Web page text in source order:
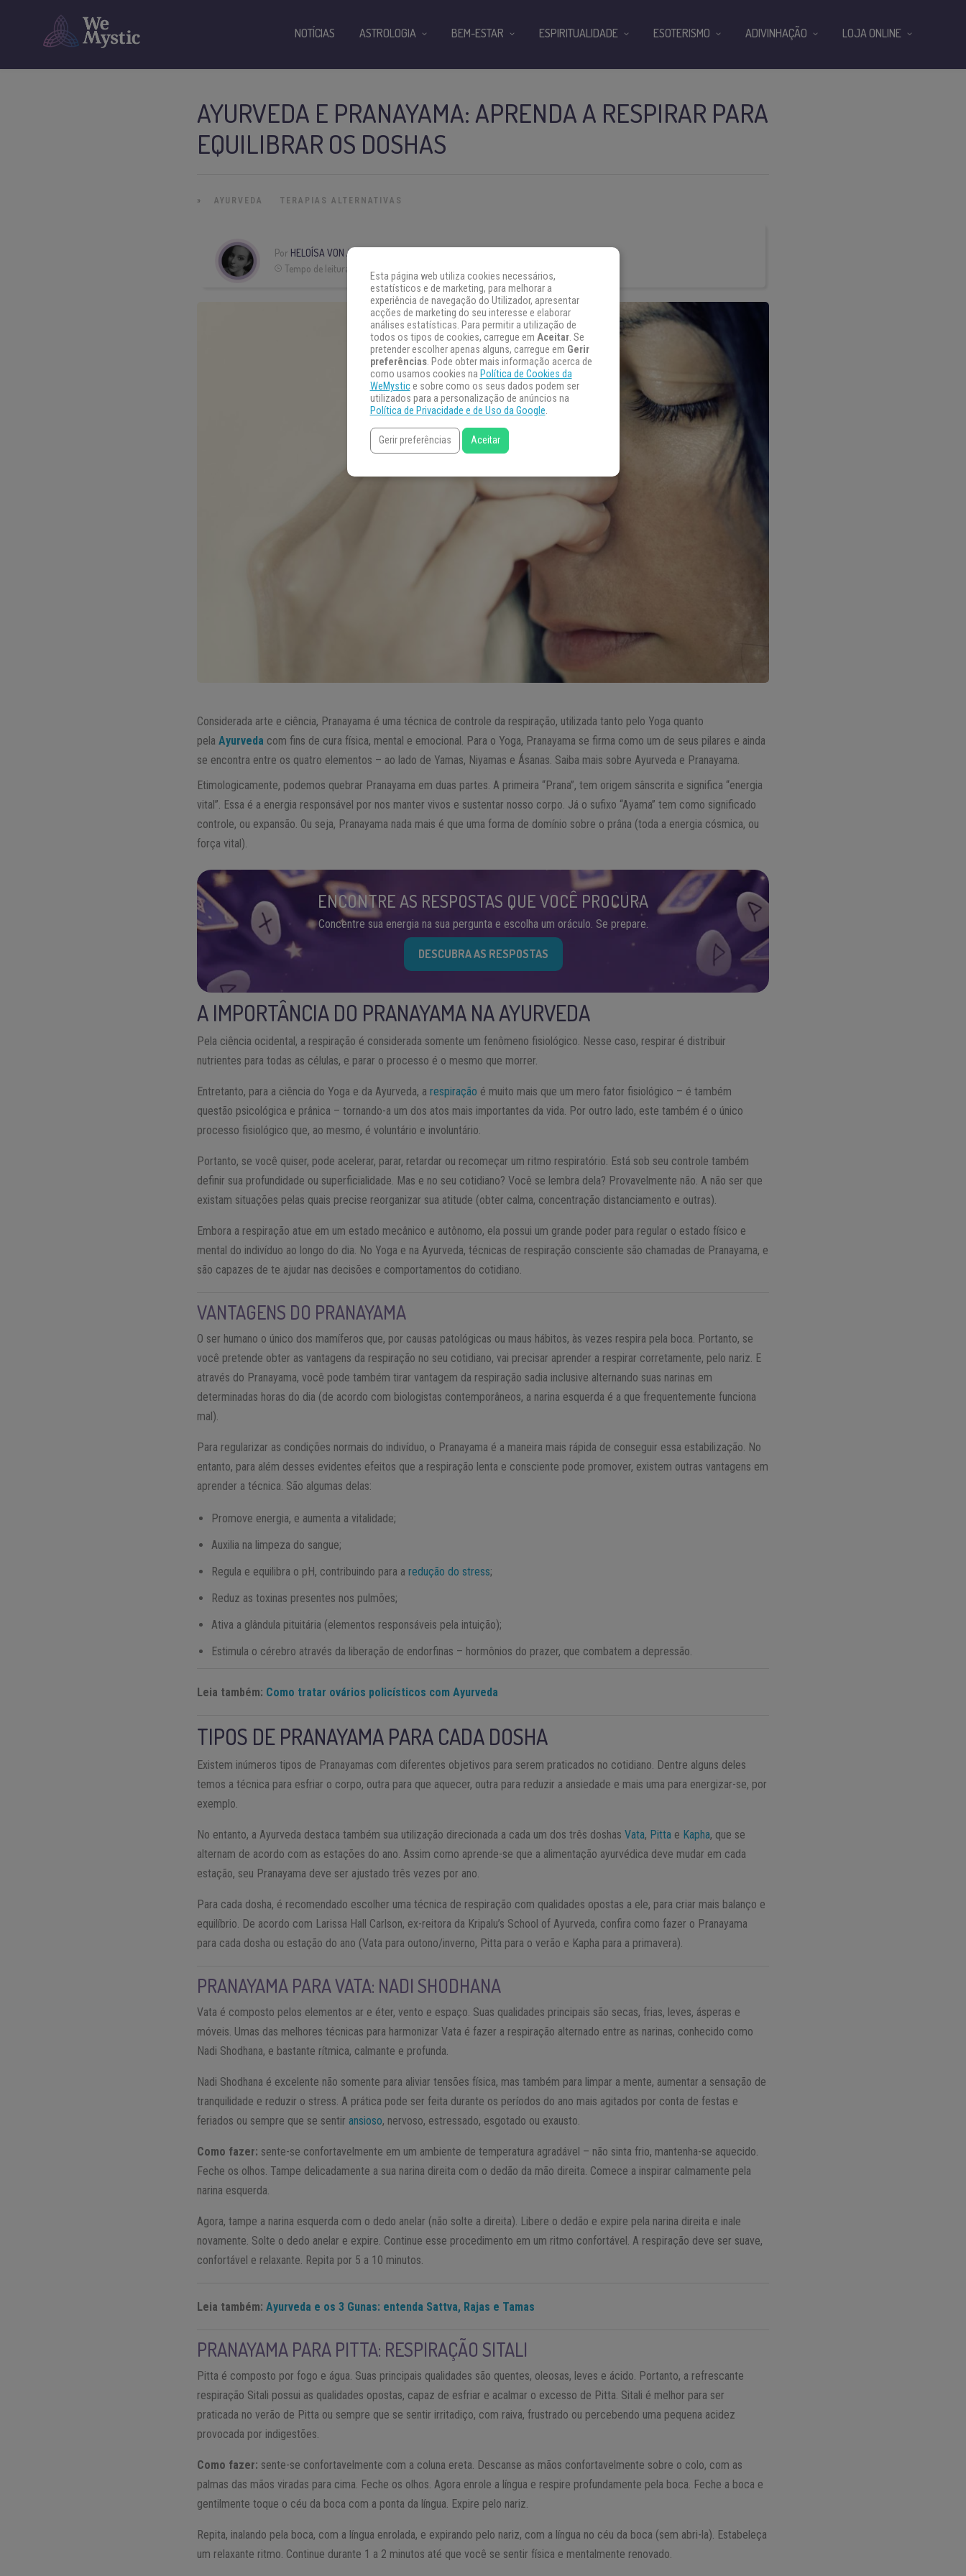
AYURVEDA E PRANAYAMA: APRENDA A RESPIRAR PARA
EQUILIBRAR OS DOSHAS
» AYURVEDA TERAPIAS ALTERNATIVAS
Por HELOÍSA VON AH
Tempo de leitura:
Considerada arte e ciência, Pranayama é uma técnica de controle da respiração, utilizada tanto pelo Yoga quanto
pelaAyurveda com fins de cura física, mental e emocional. Para o Yoga, Pranayama se firma como um de seus pilares e ainda
se encontra entre os quatro elementos – ao lado de Yamas, Niyamas e Ásanas. Saiba mais sobre Ayurveda e Pranayama.
Etimologicamente, podemos quebrar Pranayama em duas partes. A primeira “Prana”, tem origem sânscrita e significa “energia
vital”. Essa é a energia responsável por nos manter vivos e sustentar nosso corpo. Já o sufixo “Ayama” tem como significado
controle, ou expansão. Ou seja, Pranayama nada mais é que uma forma de domínio sobre o prâna (toda a energia cósmica, ou
força vital).
ENCONTRE AS RESPOSTAS QUE VOCÊ PROCURA
Concentre sua energia na sua pergunta e escolha um oráculo. Se prepare.
DESCUBRA AS RESPOSTAS
A IMPORTÂNCIA DO PRANAYAMA NA AYURVEDA
Pela ciência ocidental, a respiração é considerada somente um fenômeno fisiológico. Nesse caso, respirar é distribuir
nutrientes para todas as células, e parar o processo é o mesmo que morrer.
Entretanto, para a ciência do Yoga e da Ayurveda, arespiração é muito mais que um mero fator fisiológico – é também
questão psicológica e prânica – tornando-a um dos atos mais importantes da vida. Por outro lado, este também é o único
processo fisiológico que, ao mesmo, é voluntário e involuntário.
Portanto, se você quiser, pode acelerar, parar, retardar ou recomeçar um ritmo respiratório. Está sob seu controle também
definir sua profundidade ou superficialidade. Mas e no seu cotidiano? Você se lembra dela? Provavelmente não. A não ser que
existam situações pelas quais precise reorganizar sua atitude (obter calma, concentração distanciamento e outras).
Embora a respiração atue em um estado mecânico e autônomo, ela possui um grande poder para regular o estado físico e
mental do indivíduo ao longo do dia. No Yoga e na Ayurveda, técnicas de respiração consciente são chamadas de Pranayama, e
são capazes de te ajudar nas decisões e comportamentos do cotidiano.
VANTAGENS DO PRANAYAMA
O ser humano o único dos mamíferos que, por causas patológicas ou maus hábitos, às vezes respira pela boca. Portanto, se
você pretende obter as vantagens da respiração no seu cotidiano, vai precisar aprender a respirar corretamente, pelo nariz. E
através do Pranayama, você pode também tirar vantagem da respiração sadia inclusive alternando suas narinas em
determinadas horas do dia (de acordo com biologistas contemporâneos, a narina esquerda é a que frequentemente funciona
mal).
Para regularizar as condições normais do indivíduo, o Pranayama é a maneira mais rápida de conseguir essa estabilização. No
entanto, para além desses evidentes efeitos que a respiração lenta e consciente pode promover, existem outras vantagens em
aprender a técnica. São algumas delas:
Promove energia, e aumenta a vitalidade;
Auxilia na limpeza do sangue;
Regula e equilibra o pH, contribuindo para aredução do stress;
Reduz as toxinas presentes nos pulmões;
Ativa a glândula pituitária (elementos responsáveis pela intuição);
Estimula o cérebro através da liberação de endorfinas – hormônios do prazer, que combatem a depressão.
Leia também: Como tratar ovários policísticos com Ayurveda
TIPOS DE PRANAYAMA PARA CADA DOSHA
Existem inúmeros tipos de Pranayamas com diferentes objetivos para serem praticados no cotidiano. Dentre alguns deles
temos a técnica para esfriar o corpo, outra para que aquecer, outra para reduzir a ansiedade e mais uma para energizar-se, por
exemplo.
No entanto, a Ayurveda destaca também sua utilização direcionada a cada um dos três doshasVata, Pitta e Kapha, que se
alternam de acordo com as estações do ano. Assim como aprende-se que a alimentação ayurvédica deve mudar em cada
estação, seu Pranayama deve ser ajustado três vezes por ano.
Para cada dosha, é recomendado escolher uma técnica de respiração com qualidades opostas a ele, para criar mais balanço e
equilíbrio. De acordo com Larissa Hall Carlson, ex-reitora da Kripalu’s School of Ayurveda, confira como fazer o Pranayama
para cada dosha ou estação do ano (Vata para outono/inverno, Pitta para o verão e Kapha para a primavera).
PRANAYAMA PARA VATA: NADI SHODHANA
Vata é composto pelos elementos ar e éter, vento e espaço. Suas qualidades principais são secas, frias, leves, ásperas e
móveis. Umas das melhores técnicas para harmonizar Vata é fazer a respiração alternado entre as narinas, conhecido como
Nadi Shodhana, e bastante rítmica, calmante e profunda.
Nadi Shodhana é excelente não somente para aliviar tensões física, mas também para limpar a mente, aumentar a sensação de
tranquilidade e reduzir o stress. A prática pode ser feita durante os períodos do ano mais agitados por conta de festas e
feriados ou sempre que se sentiransioso, nervoso, estressado, esgotado ou exausto.
Como fazer: sente-se confortavelmente em um ambiente de temperatura agradável – não sinta frio, mantenha-se aquecido.
Feche os olhos. Tampe delicadamente a sua narina direita com o dedão da mão direita. Comece a inspirar calmamente pela
narina esquerda.
Agora, tampe a narina esquerda com o dedo anelar (não solte a direita). Libere o dedão e expire pela narina direita e inale
novamente. Solte o dedo anelar e expire. Continue esse procedimento em um ritmo confortável. A respiração deve ser suave,
confortável e relaxante. Repita por 5 a 10 minutos.
Leia também:Ayurveda e os 3 Gunas: entenda Sattva, Rajas e Tamas
PRANAYAMA PARA PITTA: RESPIRAÇÃO SITALI
Pitta é composto por fogo e água. Suas principais qualidades são quentes, oleosas, leves e ácido. Portanto, a refrescante
respiração Sitali possui as qualidades opostas, capaz de esfriar e acalmar o excesso de Pitta. Sitali é melhor para ser
praticada no verão de Pitta ou sempre que se sentir irritadiço, com raiva, frustrado ou percebendo uma pequena acidez
provocada por indigestões.
Como fazer: sente-se confortavelmente com a coluna ereta. Descanse as mãos confortavelmente sobre o colo, com as
palmas das mãos viradas para cima. Feche os olhos. Agora enrole a língua e respire profundamente pela boca. Feche a boca e
gentilmente toque o céu da boca com a ponta da língua. Expire pelo nariz.
Repita, inalando pela boca, com a língua enrolada, e expirando pelo nariz, com a língua no céu da boca (sem abri-la). Estabeleça
um relaxante ritmo. Continue durante 1 a 2 minutos até que você se sentir física e mentalmente renovado.
NOTÍCIAS ASTROLOGIA BEM-ESTAR ESPIRITUALIDADE ESOTERISMO ADIVINHAÇÃO LOJA ONLINE
Esta página web utiliza cookies necessários,
estatísticos e de marketing, para melhorar a
experiência de navegação do Utilizador, apresentar
acções de marketing do seu interesse e elaborar
análises estatísticas. Para permitir a utilização de
todos os tipos de cookies, carregue em Aceitar. Se
pretender escolher apenas alguns, carregue em Gerir
preferências. Pode obter mais informação acerca de
como usamos cookies na Política de Cookies da
WeMystice sobre como os seus dados podem ser
utilizados para a personalização de anúncios na
Política de Privacidade e de Uso da Google.
Gerir preferências Aceitar